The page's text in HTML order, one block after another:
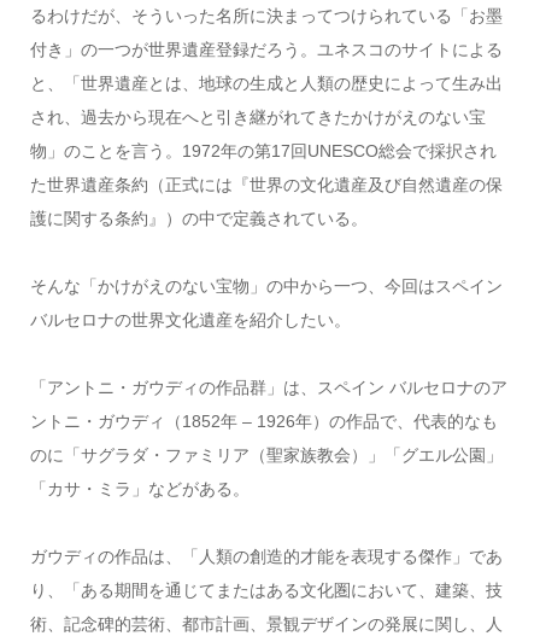
るわけだが、そういった名所に決まってつけられている「お墨
付き」の一つが世界遺産登録だろう。ユネスコのサイトによる
と、「世界遺産とは、地球の生成と人類の歴史によって生み出
され、過去から現在へと引き継がれてきたかけがえのない宝
物」のことを言う。1972年の第17回UNESCO総会で採択され
た世界遺産条約（正式には『世界の文化遺産及び自然遺産の保
護に関する条約』）の中で定義されている。
そんな「かけがえのない宝物」の中から一つ、今回はスペイン
バルセロナの世界文化遺産を紹介したい。
「アントニ・ガウディの作品群」は、スペイン バルセロナのア
ントニ・ガウディ（1852年 – 1926年）の作品で、代表的なも
のに「サグラダ・ファミリア（聖家族教会）」「グエル公園」
「カサ・ミラ」などがある。
ガウディの作品は、「人類の創造的才能を表現する傑作」であ
り、「ある期間を通じてまたはある文化圏において、建築、技
術、記念碑的芸術、都市計画、景観デザインの発展に関し、人